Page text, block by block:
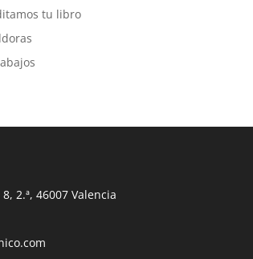
tu libro
2.ª, 46007 Valencia